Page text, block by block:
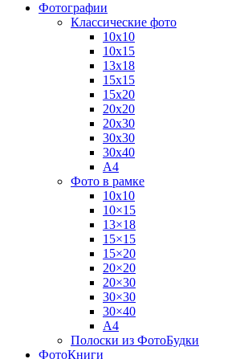
Фотографии
Классические фото
10х10
10х15
13х18
15х15
15х20
20х20
20х30
30х30
30х40
А4
Фото в рамке
10х10
10×15
13×18
15×15
15×20
20×20
20×30
30×30
30×40
A4
Полоски из ФотоБудки
ФотоКниги